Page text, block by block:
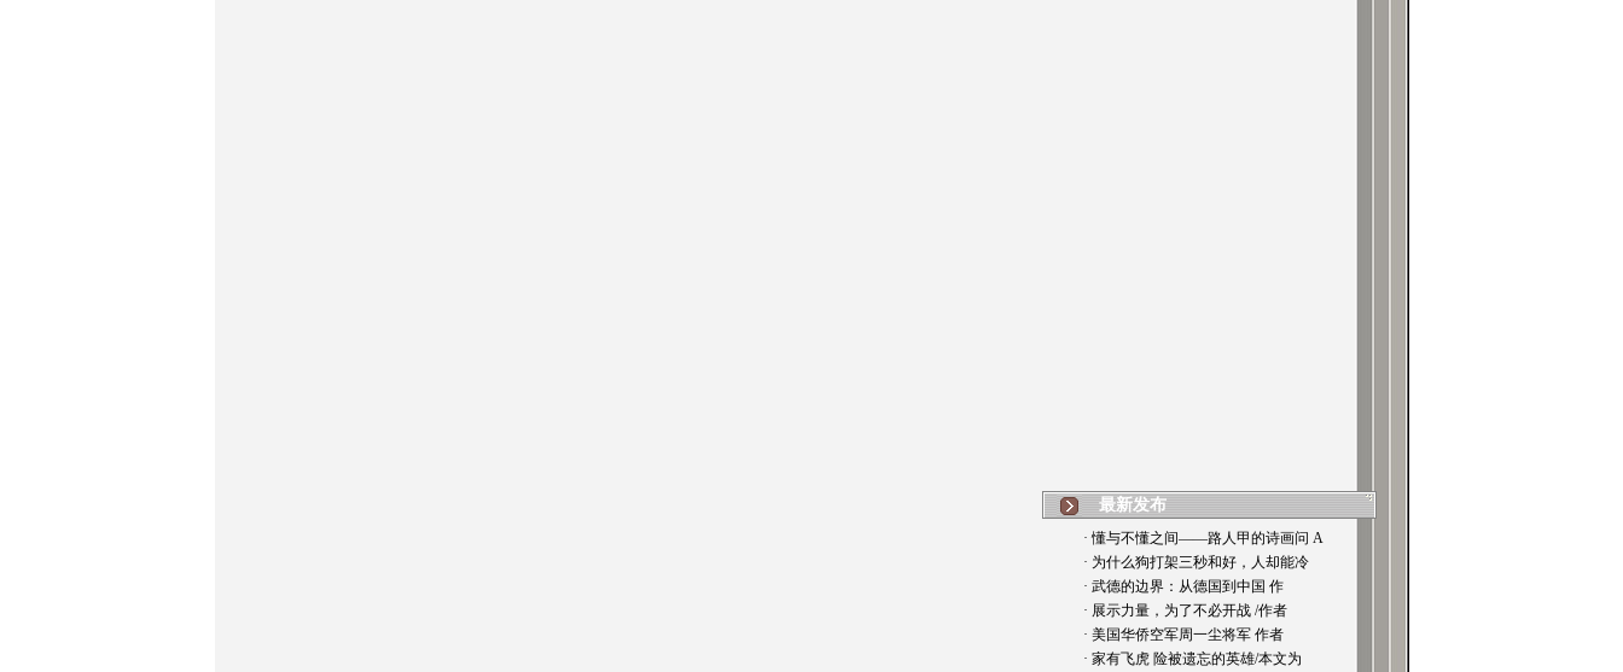
最新发布
· 懂与不懂之间——路人甲的诗画问 A
· 为什么狗打架三秒和好，人却能冷
· 武德的边界：从德国到中国 作
· 展示力量，为了不必开战 /作者
· 美国华侨空军周一尘将军 作者
· 家有飞虎 险被遗忘的英雄/本文为